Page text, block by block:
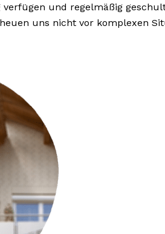
und regelmäßig
uns nicht vor komplexen